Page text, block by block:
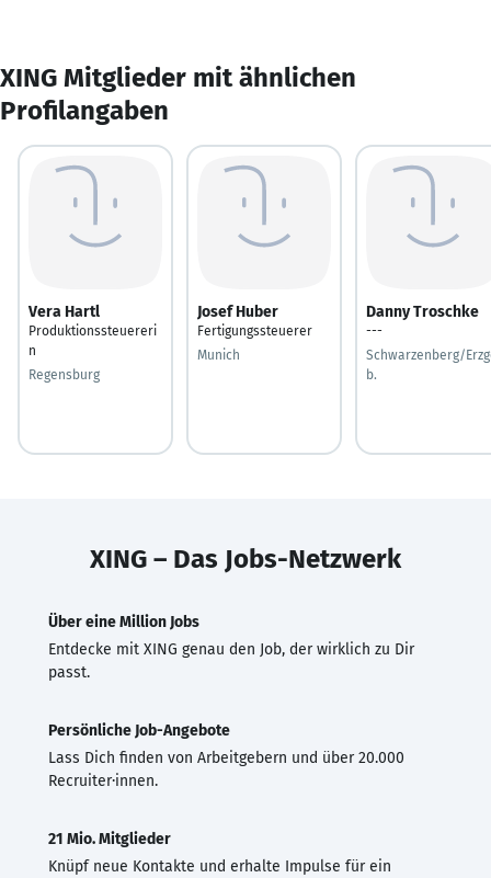
XING Mitglieder mit ähnlichen
Profilangaben
Vera Hartl
Produktionssteuereri
n
Regensburg
Josef Huber
Fertigungssteuerer
Munich
Danny Troschke
---
Schwarzenberg/
b.
XING – Das Jobs-Netzwerk
Über eine Million Jobs
Entdecke mit XING genau den Job, der wirklich zu Dir
passt.
Persönliche Job-Angebote
Lass Dich finden von Arbeitgebern und über 20.000
Recruiter·innen.
21 Mio. Mitglieder
Knüpf neue Kontakte und erhalte Impulse für ein